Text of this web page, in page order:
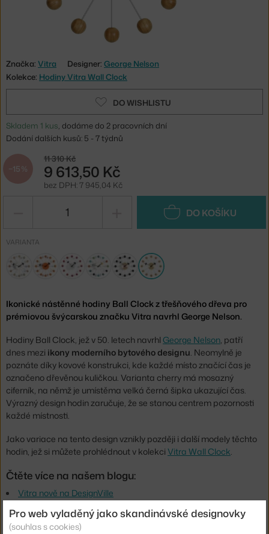
Značka: Vitra Designer: George Nelson
Kolekce: Hodiny Vitra Wall Clock
DO WISHLISTU
Skladem 1 kus, dodáme do 2 pracovních dní
Dodání dalších kusů: 5 - 7 týdnů
−15 %
11 310 Kč
9 613,50 Kč
bez DPH: 7 945,04 Kč
DO KOŠÍKU
VARIANTA
Ikonické nástěnné hodiny Ball Clock z třešňového dřeva pro
prémiovou švýcarskou značku Vitra navrhl George Nelson.
Hodiny Ball Clock, jež v 50. letech navrhl George Nelson, patří
dnes mezi ikony moderního bytového designu. Neomylně je
poznáte díky kovové konstrukci, kde každé místo značící čas je
označeno dřevěnou kuličkou. Varianta cherry má mosazný
ciferník, na němž je umístěma velká černá šipka ukazující čas.
Výrazný design hodin zaručuje, že se stanou centrem pozornosti
každé místnosti.
Jako variace na tento design vznikly později i další modely těchto
hodin, jež si můžete prohlédnout v kolekci Vitra Wall Clock.
Čtěte více na našem blogu:
Vitra nově na DesignVille
Průměr:
33 cm
Pro web vyladěný jako skandinávské designovky
(souhlas s cookies)